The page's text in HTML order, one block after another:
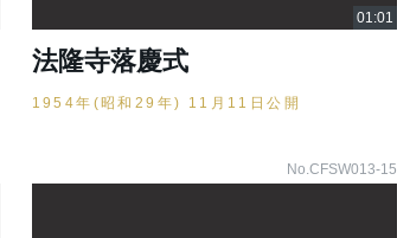
法隆寺落慶式
1954年(昭和29年) 11月11日公開
No.CFSW013-15